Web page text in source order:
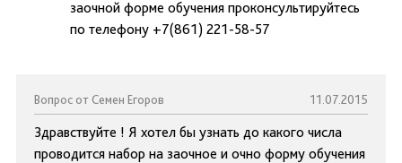
заочной форме обучения проконсультируйтесь
по телефону +7(861) 221-58-57
Вопрос от Семен Егоров 11.07.2015
Здравствуйте ! Я хотел бы узнать до какого числа
проводится набор на заочное и очно форму обучения